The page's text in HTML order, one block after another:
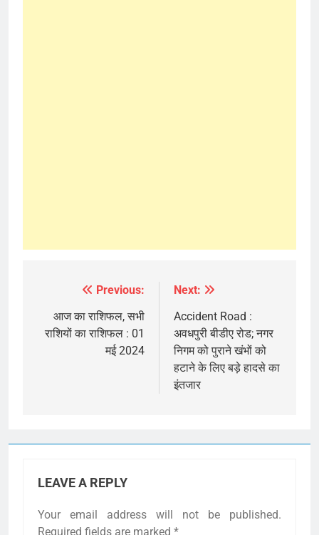
navigation
Previous:
आज का राशिफल, सभी
राशियों का राशिफल : 01
मई 2024
Next:
Accident Road :
अवधपुरी बीडीए रोड; नगर
निगम को पुराने खंभों को
हटाने के लिए बड़े हादसे का
इंतजार
LEAVE A REPLY
Your email address will not be published.
Required fields are marked *